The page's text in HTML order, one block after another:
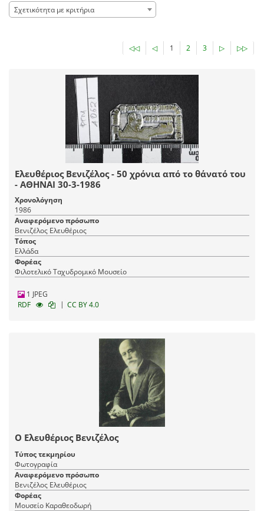
Σχετικότητα με κριτήρια
◁◁ ◁ 1 2 3 ▷ ▷▷
Ελευθέριος Βενιζέλος - 50 χρόνια από το θάνατό του
- ΑΘΗΝΑΙ 30-3-1986
Χρονολόγηση
1986
Αναφερόμενο πρόσωπο
Βενιζέλος Ελευθέριος
Τόπος
Ελλάδα
Φορέας
Φιλοτελικό Ταχυδρομικό Μουσείο
1 JPEG
RDF
| CC BY 4.0
Ο Ελευθέριος Βενιζέλος
Τύπος τεκμηρίου
Φωτογραφία
Αναφερόμενο πρόσωπο
Βενιζέλος Ελευθέριος
Φορέας
Μουσείο Καραθεοδωρή